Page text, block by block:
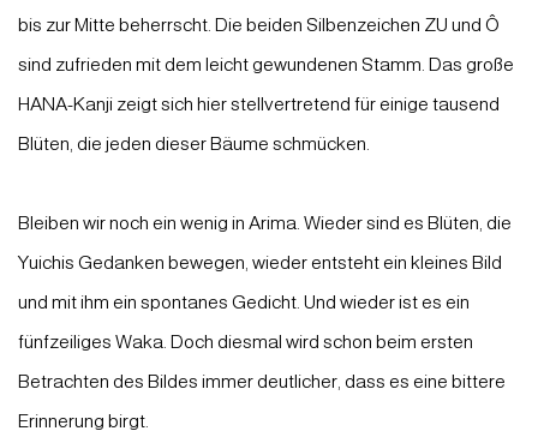
bis zur Mitte beherrscht. Die beiden Silbenzeichen ZU und Ô
sind zufrieden mit dem leicht gewundenen Stamm. Das große
HANA-Kanji zeigt sich hier stellvertretend für einige tausend
Blüten, die jeden dieser Bäume schmücken.
Bleiben wir noch ein wenig in Arima. Wieder sind es Blüten, die
Yuichis Gedanken bewegen, wieder entsteht ein kleines Bild
und mit ihm ein spontanes Gedicht. Und wieder ist es ein
fünfzeiliges Waka. Doch diesmal wird schon beim ersten
Betrachten des Bildes immer deutlicher, dass es eine bittere
Erinnerung birgt.